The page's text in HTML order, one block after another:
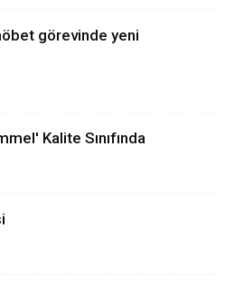
görevinde yeni
Kalite Sınıfında